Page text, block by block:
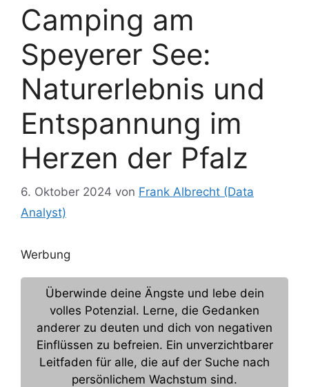
Camping am
Speyerer See:
Naturerlebnis und
Entspannung im
Herzen der Pfalz
6. Oktober 2024 von Frank Albrecht (Data
Analyst)
Werbung
Überwinde deine Ängste und lebe dein
volles Potenzial. Lerne, die Gedanken
anderer zu deuten und dich von negativen
Einflüssen zu befreien. Ein unverzichtbarer
Leitfaden für alle, die auf der Suche nach
persönlichem Wachstum sind.